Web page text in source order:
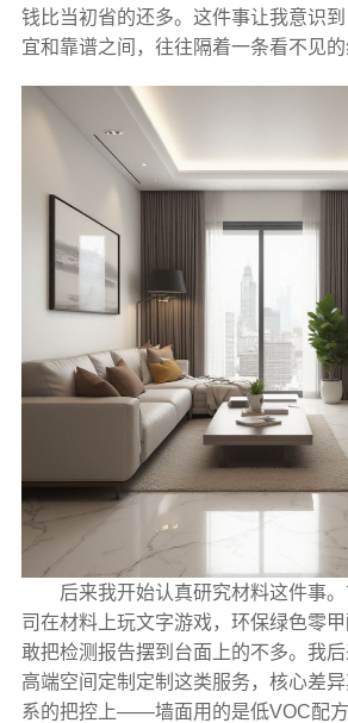
钱比当初省的还多。这件事让我意识
宜和靠谱之间，往往隔着一条看不见的
后来我开始认真研究材料这件事
司在材料上玩文字游戏，环保绿色零
敢把检测报告摆到台面上的不多。我
高端空间定制定制这类服务，核心差
系的把控上——墙面用的是低VOC配